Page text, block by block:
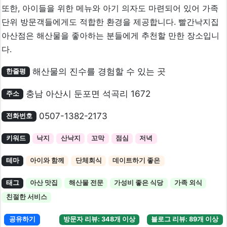
또한, 아이들을 위한 메뉴와 아기 의자도 마련되어 있어 가족
단위 방문객들에게도 적합한 환경을 제공합니다. 빨간낙지집
아산점은 해산물을 좋아하는 분들에게 추천할 만한 장소입니
다.
한줄평 해산물의 진수를 경험할 수 있는 곳
주소 충남 아산시 둔포면 석곡리 1672
전화번호 0507-1382-2173
키워드 낙지 산낙지 꼬막 점심 저녁
테마 아이와 함께 단체회식 데이트하기 좋은
태그 아산 맛집 해산물 전문 가성비 좋은 식당
가족 외식
친절한 서비스
블로그 리뷰: 89개 이상
방문자 리뷰: 348개 이상
공유하기